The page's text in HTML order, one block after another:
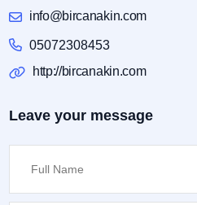
info@bircanakin.com
05072308453
http://bircanakin.com
Leave your message